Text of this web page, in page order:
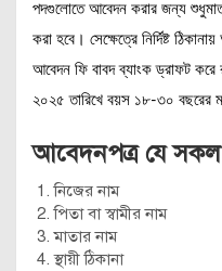
পদগুলোতে আবেদন করার জন্য
করা হবে। সেক্ষেত্রে নির্দিষ্ট
আবেদন ফি বাবদ ব্যাংক ড্রাফট করে
২০২৫ তারিখে বয়স ১৮-৩০ বছরের
আবেদনপত্র যে সকল
নিজের নাম
পিতা বা স্বামীর নাম
মাতার নাম
স্থায়ী ঠিকানা